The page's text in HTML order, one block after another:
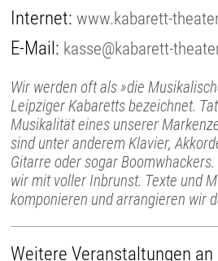
Internet:www.kabarett-
E-Mail: kasse@kabarett-
Wir werden oft als »die
Leipziger Kabaretts bezeichnet.
Musikalität eines unserer
sind unter anderem Klavier,
Gitarre oder sogar
wir mit voller Inbrunst. Texte und
komponieren und arrangieren wir
Weitere Veranstaltungen